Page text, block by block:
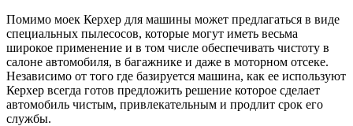
Помимо моек Керхер для машины может предлагаться в виде
специальных пылесосов, которые могут иметь весьма
широкое применение и в том числе обеспечивать чистоту в
салоне автомобиля, в багажнике и даже в моторном отсеке.
Независимо от того где базируется машина, как ее используют
Керхер всегда готов предложить решение которое сделает
автомобиль чистым, привлекательным и продлит срок его
службы.